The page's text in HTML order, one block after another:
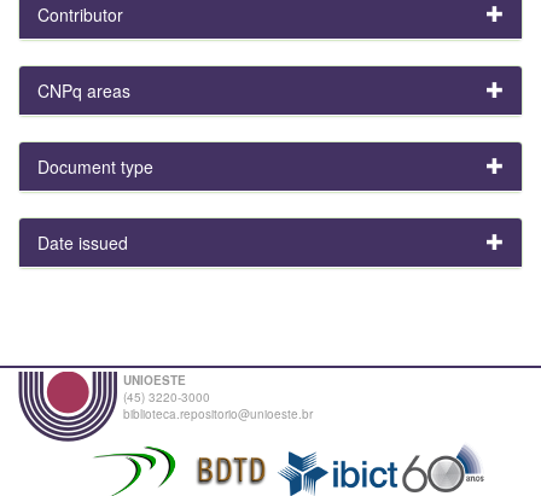
Contributor
CNPq areas
Document type
Date issued
UNIOESTE
(45) 3220-3000
biblioteca.repositorio@unioeste.br